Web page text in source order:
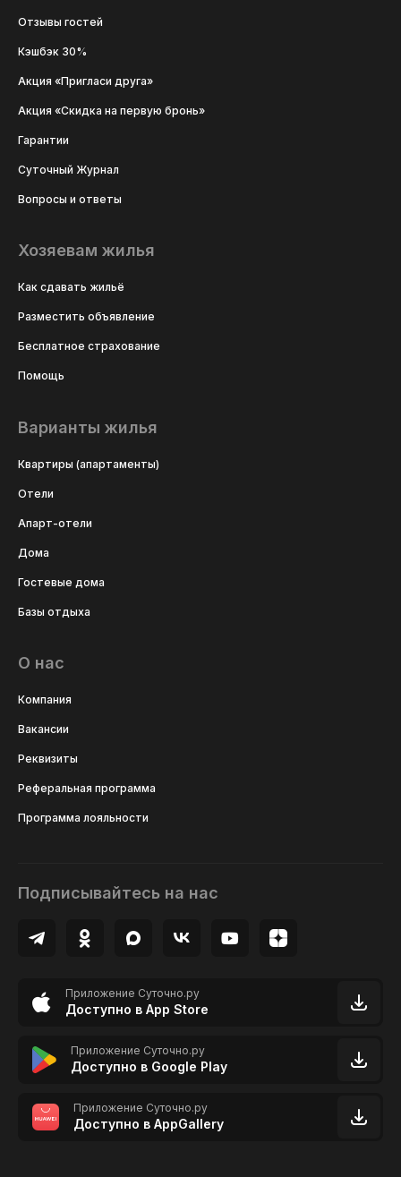
Отзывы гостей
Кэшбэк 30%
Акция «Пригласи друга»
Акция «Скидка на первую бронь»
Гарантии
Суточный Журнал
Вопросы и ответы
Хозяевам жилья
Как сдавать жильё
Разместить объявление
Бесплатное страхование
Помощь
Варианты жилья
Квартиры (апартаменты)
Отели
Апарт-отели
Дома
Гостевые дома
Базы отдыха
О нас
Компания
Вакансии
Реквизиты
Реферальная программа
Программа лояльности
Подписывайтесь на нас
Приложение Суточно.ру
Доступно в App Store
Приложение Суточно.ру
Доступно в Google Play
Приложение Суточно.ру
Доступно в AppGallery